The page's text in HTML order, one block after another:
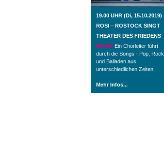
19.00 UHR (Di, 15.10.2019)
ROSI – ROSTOCK SINGT
THEATER DES FRIEDENS
MUSIK Ein Chorleiter führt
durch die Songs - Pop, Rock
und Balladen aus
unterschiedlichen Zeiten.
Mehr Infos...